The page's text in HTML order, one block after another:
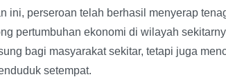
ini, perseroan telah berhasil menyerap
pertumbuhan ekonomi di wilayah
bagi masyarakat sekitar, tetapi juga
setempat.